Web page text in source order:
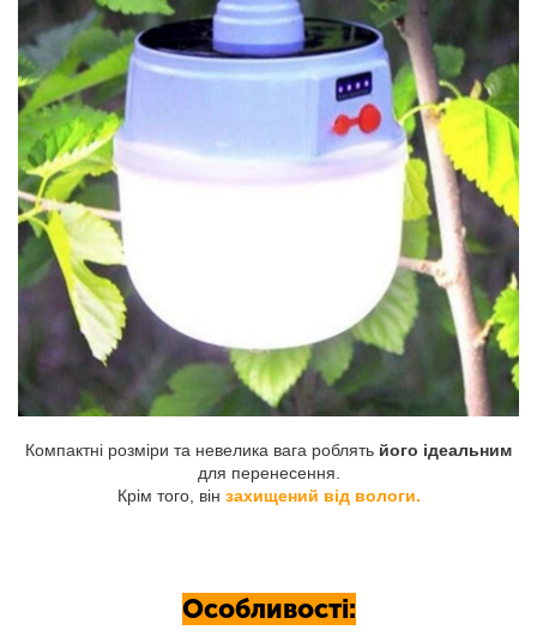
Компактні розміри та невелика вага роблять його ідеальним
для перенесення.
Крім того, він захищений від вологи.
Особливості: